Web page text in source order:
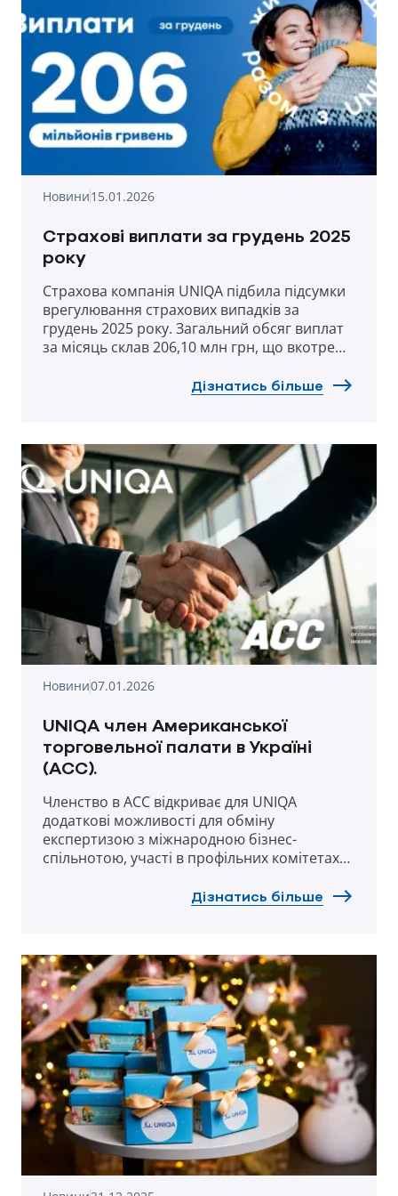
Новини15.01.2026
Страхові виплати за грудень 2025
року
Страхова компанія UNIQA підбила підсумки
врегулювання страхових випадків за
грудень 2025 року. Загальний обсяг виплат
за місяць склав 206,10 млн грн, що вкотре
Дізнатись більше
Новини07.01.2026
UNIQA член Американської
торговельної палати в Україні
(ACC).
Членство в ACC відкриває для UNIQA
додаткові можливості для обміну
експертизою з міжнародною бізнес-
спільнотою, участі в профільних комітетах
залучення до розвитку сприятливого бізнес-
Дізнатись більше